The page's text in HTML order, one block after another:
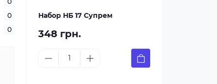
0
0
Набор НБ 17 Супрем
348 грн.